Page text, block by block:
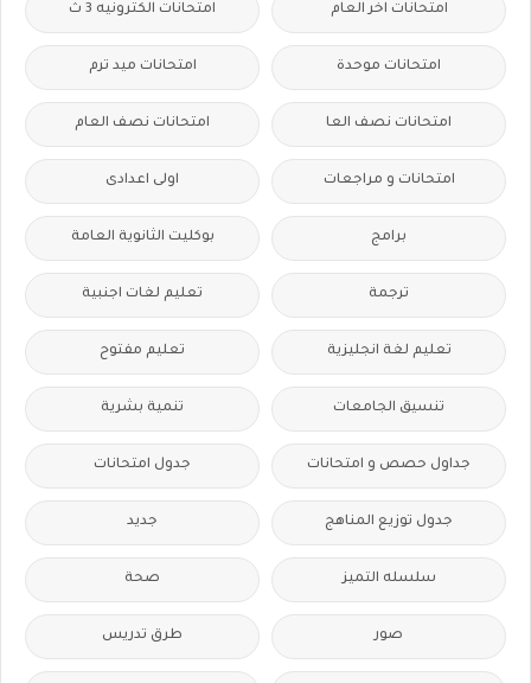
امتحانات اخر العام امتحانات الكترونيه 3 ث
امتحانات موحدة امتحانات ميد ترم
امتحانات نصف العا امتحانات نصف العام
امتحانات و مراجعات اولى اعدادى
برامج بوكليت الثانوية العامة
ترجمة تعليم لغات اجنبية
تعليم لغة انجليزية تعليم مفتوح
تنسيق الجامعات تنمية بشرية
جداول حصص و امتحانات جدول امتحانات
جدول توزيع المناهج جديد
سلسله التميز صحة
صور طرق تدريس